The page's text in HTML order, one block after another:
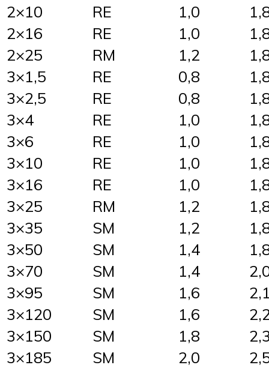
2×10
RE 1,0
2×16
RE 1,0
2×25
RM 1,2
3×1,5
RE 0,8
3×2,5
RE 0,8
3×4
RE 1,0
3×6
RE 1,0
3×10
RE 1,0
3×16
RE 1,0
3×25
RM 1,2
3×35
SM 1,2
3×50
SM 1,4
3×70
SM 1,4
3×95
SM 1,6
3×120
SM 1,6
3×150
SM 1,8
3×185
SM 2,0